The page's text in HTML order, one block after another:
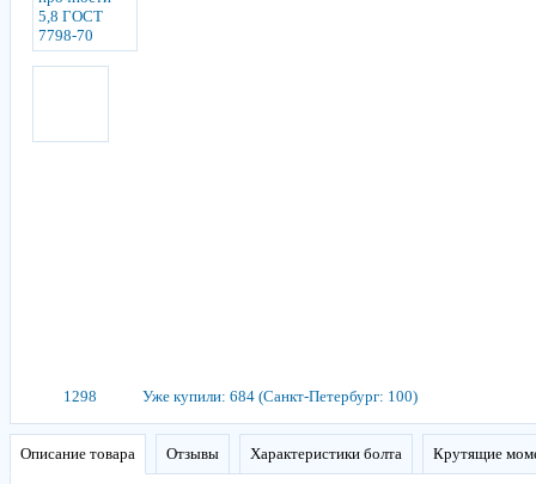
1298 Уже купили: 684 (Санкт-Петербург: 100)
Описание товара Отзывы Характеристики болта Крутящие